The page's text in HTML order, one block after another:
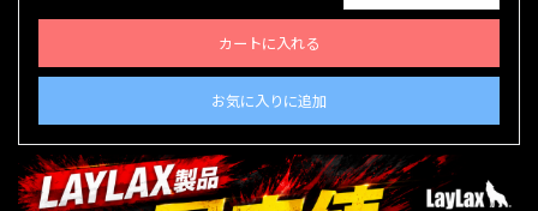
カートに入れる
お気に入りに追加